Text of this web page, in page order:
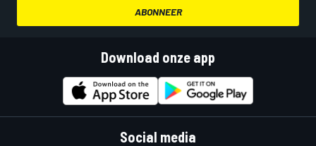
ABONNEER
Download onze app
Social media